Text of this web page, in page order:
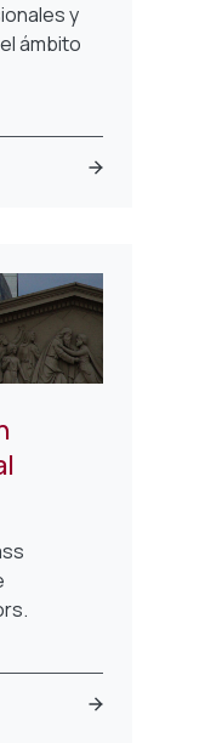
y
ámbito